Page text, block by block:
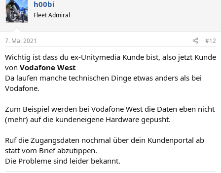
h00bi
Fleet Admiral
7. Mai 2021 #12
Wichtig ist dass du ex-Unitymedia Kunde bist, also jetzt Kunde
von Vodafone West
Da laufen manche technischen Dinge etwas anders als bei
Vodafone.
Zum Beispiel werden bei Vodafone West die Daten eben nicht
(mehr) auf die kundeneigene Hardware gepusht.
Ruf die Zugangsdaten nochmal über dein Kundenportal ab
statt vom Brief abzutippen.
Die Probleme sind leider bekannt.